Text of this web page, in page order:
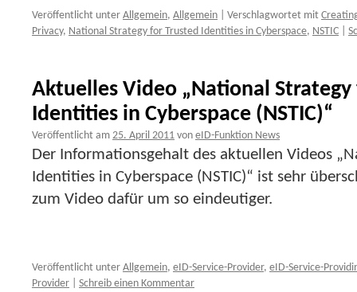
Veröffentlicht unter Allgemein, Allgemein Verschlagwortet mit
Privacy, National Strategy for Trusted Identities in Cyberspace, NSTIC
Aktuelles Video „National
Identities in Cyberspace (NSTIC)“
Veröffentlicht am 25. April 2011 von eID-Funktion News
Der Informationsgehalt des aktuellen Videos
Identities in Cyberspace (NSTIC)“ ist sehr
zum Video dafür um so eindeutiger.
Veröffentlicht unter Allgemein, eID-Service-Provider, eID-Service-
Provider
Schreib einen Kommentar